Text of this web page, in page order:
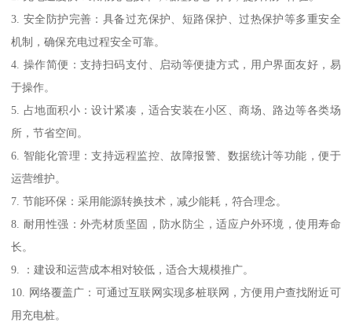
3. 安全防护完善：具备过充保护、短路保护、过热保护等多重安全
机制，确保充电过程安全可靠。
4. 操作简便：支持扫码支付、启动等便捷方式，用户界面友好，易
于操作。
5. 占地面积小：设计紧凑，适合安装在小区、商场、路边等各类场
所，节省空间。
6. 智能化管理：支持远程监控、故障报警、数据统计等功能，便于
运营维护。
7. 节能环保：采用能源转换技术，减少能耗，符合理念。
8. 耐用性强：外壳材质坚固，防水防尘，适应户外环境，使用寿命
长。
9. ：建设和运营成本相对较低，适合大规模推广。
10. 网络覆盖广：可通过互联网实现多桩联网，方便用户查找附近可
用充电桩。